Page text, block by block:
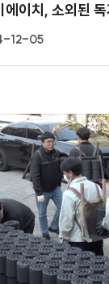
이치, 소외된
12-05